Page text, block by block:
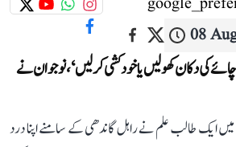
08
راستے، چائے کی دکان کھولیں یا خودکشی کر لیں‘، نوجوان نے
ایک طالب علم نے راہل گاندھی کے سامنے اپنا درد